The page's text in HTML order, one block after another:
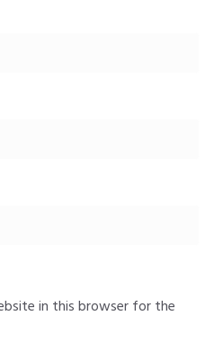
in this browser for the